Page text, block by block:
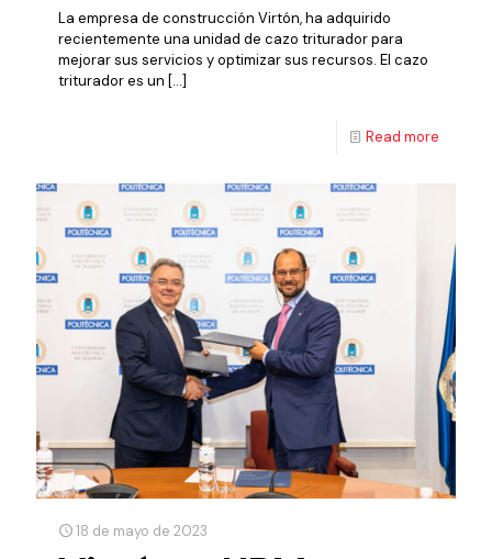
La empresa de construcción Virtón, ha adquirido
recientemente una unidad de cazo triturador para
mejorar sus servicios y optimizar sus recursos. El cazo
triturador es un […]
Read more
18 de mayo de 2023